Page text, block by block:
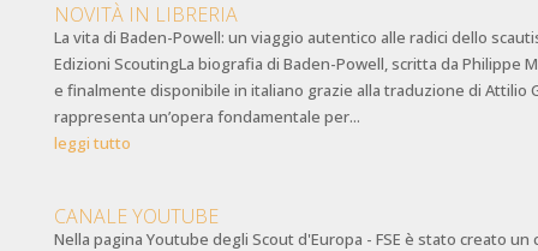
NOVITÀ IN LIBRERIA
La vita di Baden-Powell: un viaggio autentico alle radici dello
Edizioni ScoutingLa biografia di Baden-Powell, scritta da Philippe
e finalmente disponibile in italiano grazie alla traduzione di Attilio
rappresenta un’opera fondamentale per...
leggi tutto
CANALE YOUTUBE
Nella pagina Youtube degli Scout d'Europa - FSE è stato creato un